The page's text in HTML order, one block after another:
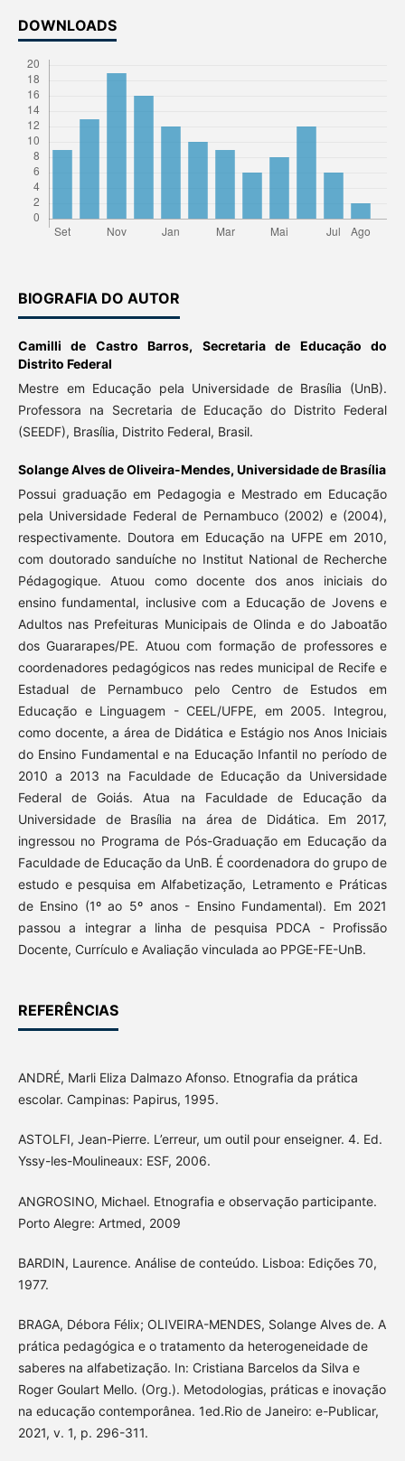
DOWNLOADS
BIOGRAFIA DO AUTOR
Camilli de Castro Barros, Secretaria de Educação do
Distrito Federal
Mestre em Educação pela Universidade de Brasília (UnB).
Professora na Secretaria de Educação do Distrito Federal
(SEEDF), Brasília, Distrito Federal, Brasil.
Solange Alves de Oliveira-Mendes, Universidade de Brasília
Possui graduação em Pedagogia e Mestrado em Educação
pela Universidade Federal de Pernambuco (2002) e (2004),
respectivamente. Doutora em Educação na UFPE em 2010,
com doutorado sanduíche no Institut National de Recherche
Pédagogique. Atuou como docente dos anos iniciais do
ensino fundamental, inclusive com a Educação de Jovens e
Adultos nas Prefeituras Municipais de Olinda e do Jaboatão
dos Guararapes/PE. Atuou com formação de professores e
coordenadores pedagógicos nas redes municipal de Recife e
Estadual de Pernambuco pelo Centro de Estudos em
Educação e Linguagem - CEEL/UFPE, em 2005. Integrou,
como docente, a área de Didática e Estágio nos Anos Iniciais
do Ensino Fundamental e na Educação Infantil no período de
2010 a 2013 na Faculdade de Educação da Universidade
Federal de Goiás. Atua na Faculdade de Educação da
Universidade de Brasília na área de Didática. Em 2017,
ingressou no Programa de Pós-Graduação em Educação da
Faculdade de Educação da UnB. É coordenadora do grupo de
estudo e pesquisa em Alfabetização, Letramento e Práticas
de Ensino (1º ao 5º anos - Ensino Fundamental). Em 2021
passou a integrar a linha de pesquisa PDCA - Profissão
Docente, Currículo e Avaliação vinculada ao PPGE-FE-UnB.
REFERÊNCIAS
ANDRÉ, Marli Eliza Dalmazo Afonso. Etnografia da prática
escolar. Campinas: Papirus, 1995.
ASTOLFI, Jean-Pierre. L’erreur, um outil pour enseigner. 4. Ed.
Yssy-les-Moulineaux: ESF, 2006.
ANGROSINO, Michael. Etnografia e observação participante.
Porto Alegre: Artmed, 2009
BARDIN, Laurence. Análise de conteúdo. Lisboa: Edições 70,
1977.
BRAGA, Débora Félix; OLIVEIRA-MENDES, Solange Alves de. A
prática pedagógica e o tratamento da heterogeneidade de
saberes na alfabetização. In: Cristiana Barcelos da Silva e
Roger Goulart Mello. (Org.). Metodologias, práticas e inovação
na educação contemporânea. 1ed.Rio de Janeiro: e-Publicar,
2021, v. 1, p. 296-311.